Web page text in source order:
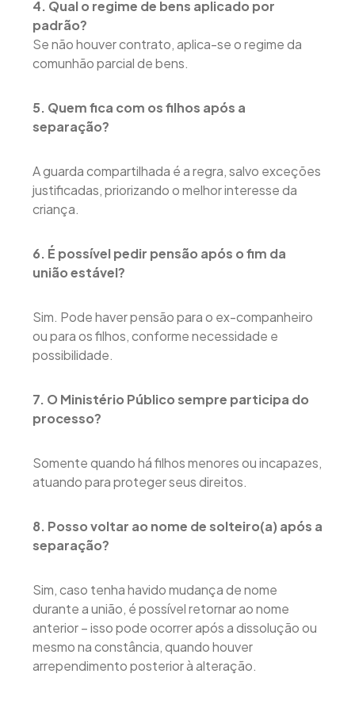
4. Qual o regime de bens aplicado por
padrão?
Se não houver contrato, aplica-se o regime da
comunhão parcial de bens.
5. Quem fica com os filhos após a
separação?
A guarda compartilhada é a regra, salvo exceções
justificadas, priorizando o melhor interesse da
criança.
6. É possível pedir pensão após o fim da
união estável?
Sim. Pode haver pensão para o ex-companheiro
ou para os filhos, conforme necessidade e
possibilidade.
7. O Ministério Público sempre participa do
processo?
Somente quando há filhos menores ou incapazes,
atuando para proteger seus direitos.
8. Posso voltar ao nome de solteiro(a) após a
separação?
Sim, caso tenha havido mudança de nome
durante a união, é possível retornar ao nome
anterior – isso pode ocorrer após a dissolução ou
mesmo na constância, quando houver
arrependimento posterior à alteração.